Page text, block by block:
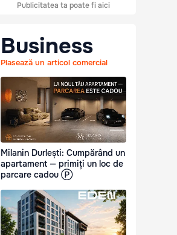
Publicitatea ta poate fi aici
Business
Plasează un articol comercial
Milanin Durlești: Cumpărând un
apartament — primiți un loc de
parcare cadou Ⓟ